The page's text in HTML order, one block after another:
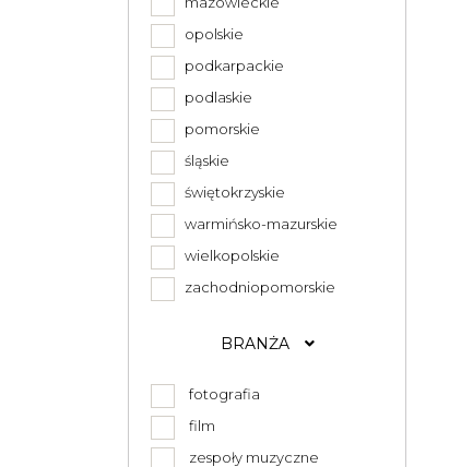
opolskie
podkarpackie
podlaskie
pomorskie
śląskie
świętokrzyskie
warmińsko-mazurskie
wielkopolskie
zachodniopomorskie
BRANŻA
fotografia
film
zespoły muzyczne